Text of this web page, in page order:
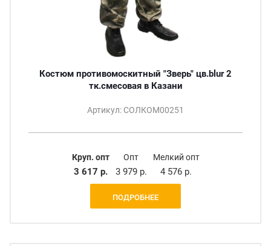
Костюм противомоскитный "Зверь" цв.blur 2
тк.смесовая в Казани
Артикул: СОЛКОМ00251
Круп. опт
3 617 р.
Опт
3 979 р.
Мелкий опт
4 576 р.
ПОДРОБНЕЕ